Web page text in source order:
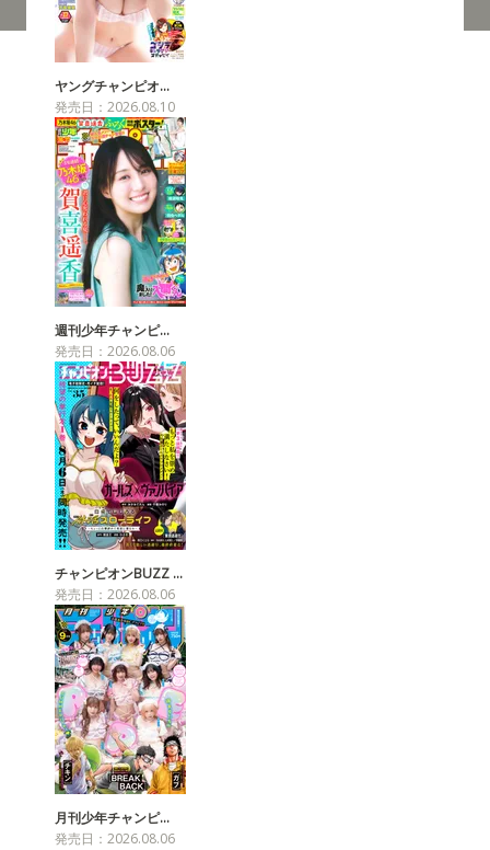
ヤングチャンピオ…
発売日：2026.08.10
週刊少年チャンピ…
発売日：2026.08.06
チャンピオンBUZZ …
発売日：2026.08.06
月刊少年チャンピ…
発売日：2026.08.06